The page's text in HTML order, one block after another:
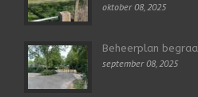
oktober 08, 2025
Beheerplan
september 08, 2025